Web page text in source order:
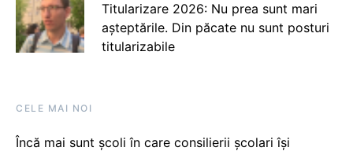
Titularizare 2026: Nu prea sunt mari
așteptările. Din păcate nu sunt posturi
titularizabile
CELE MAI NOI
Încă mai sunt școli în care consilierii școlari își